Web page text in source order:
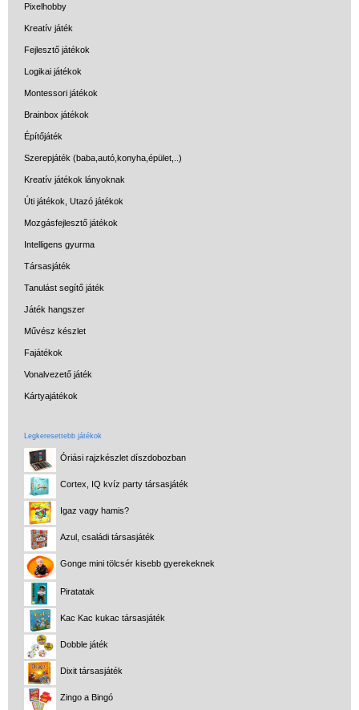
Pixelhobby
Kreatív játék
Fejlesztő játékok
Logikai játékok
Montessori játékok
Brainbox játékok
Építőjáték
Szerepjáték (baba,autó,konyha,épület,..)
Kreatív játékok lányoknak
Úti játékok, Utazó játékok
Mozgásfejlesztő játékok
Intelligens gyurma
Társasjáték
Tanulást segítő játék
Játék hangszer
Művész készlet
Fajátékok
Vonalvezető játék
Kártyajátékok
Legkeresettebb játékok
Óriási rajzkészlet díszdobozban
Cortex, IQ kvíz party társasjáték
Igaz vagy hamis?
Azul, családi társasjáték
Gonge mini tölcsér kisebb gyerekeknek
Piratatak
Kac Kac kukac társasjáték
Dobble játék
Dixit társasjáték
Zingo a Bingó